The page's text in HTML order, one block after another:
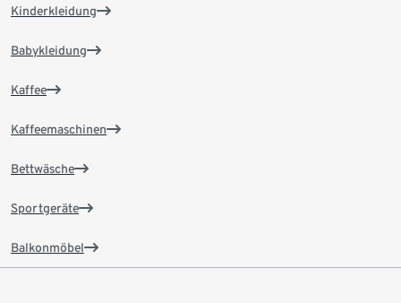
Kinderkleidung
Babykleidung
Kaffee
Kaffeemaschinen
Bettwäsche
Sportgeräte
Balkonmöbel